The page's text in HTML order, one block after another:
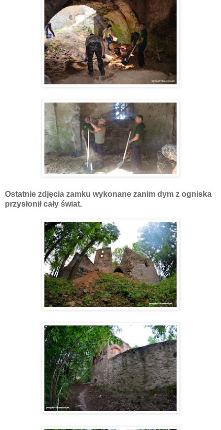
Ostatnie zdjęcia zamku wykonane zanim dym z ogniska
przysłonił cały świat.